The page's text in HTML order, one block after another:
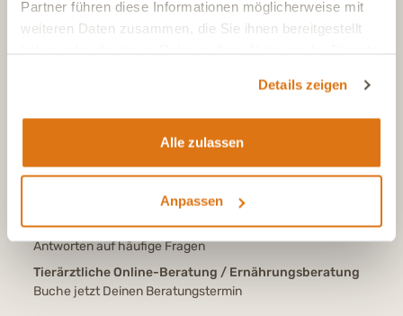
Partner führen diese Informationen möglicherweise mit
weiteren Daten zusammen, die Sie ihnen bereitgestellt
Details zeigen
Alle zulassen
Anpassen
Aus dem deutschen Festnetz, Mo-Fr, 7-17 Uhr
Kontaktformular / Produktberatung
FAQ
Antworten auf häufige Fragen
Tierärztliche Online-Beratung / Ernährungsberatung
Buche jetzt Deinen Beratungstermin